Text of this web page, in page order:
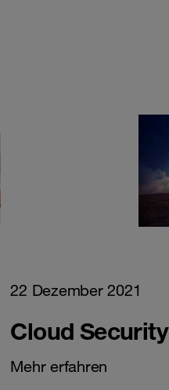
22 Dezember 2021
Cloud Security
Mehr erfahren